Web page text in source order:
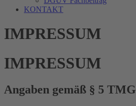
KONTAKT
IMPRESSUM
IMPRESSUM
Angaben gemäß § 5 TMG